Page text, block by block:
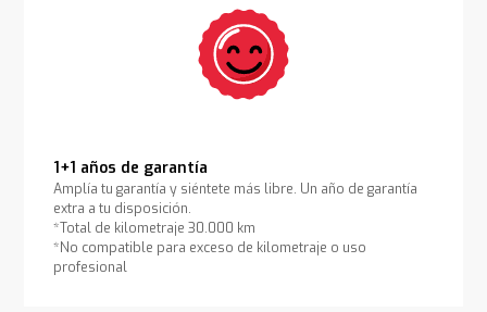
1+1 años de garantía
Amplía tu garantía y siéntete más libre. Un año de garantía
extra a tu disposición.
*Total de kilometraje 30.000 km
*No compatible para exceso de kilometraje o uso
profesional